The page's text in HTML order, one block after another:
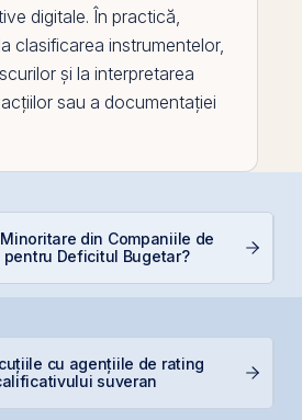
digitale. În practică,
clasificarea instrumentelor,
și la interpretarea
sau a documentației
din Companiile de
pentru Deficitul Bugetar?
cu agențiile de rating
suveran